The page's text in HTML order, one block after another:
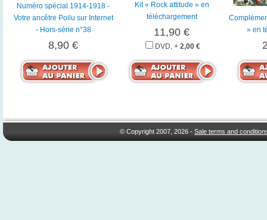
Numéro spécial 1914-1918 -
Votre ancêtre Poilu sur Internet
- Hors-série n°38
8,90 €
Kit « Rock attitude » en
téléchargement
11,90 €
DVD, + 2,00 €
» en
© Copyright 2007, 2026 -Sale terms and